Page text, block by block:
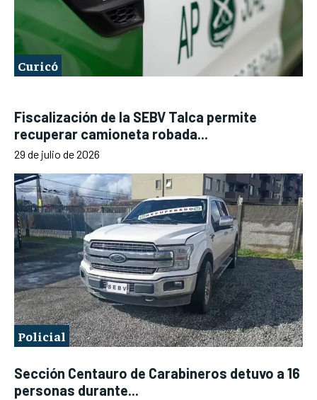
Curicó
Fiscalización de la SEBV Talca permite
recuperar camioneta robada...
29 de julio de 2026
Policial
Sección Centauro de Carabineros detuvo a 16
personas durante...